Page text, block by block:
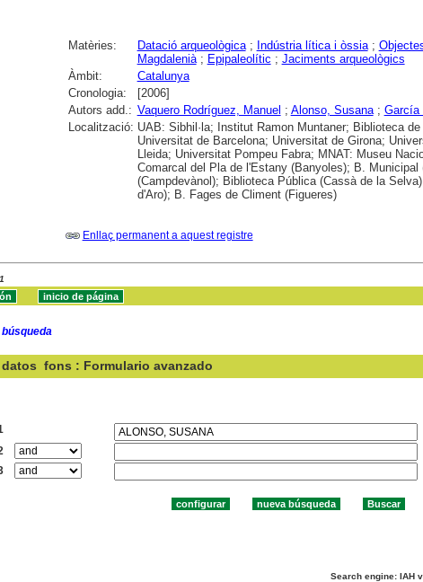
Matèries: Datació arqueològica; Indústria lítica i òssia;
Magdalenià; Epipaleolític ; Jaciments arqueològics
Àmbit:
Catalunya
Cronologia:
[2006]
Autors add.: Vaquero Rodríguez, Manuel ; Alonso, Susana; García
Localització: UAB: Sibhil·la; Institut Ramon Muntaner; Biblioteca
Universitat de Barcelona; Universitat de Girona;
Lleida; Universitat Pompeu Fabra; MNAT: Museu
Comarcal del Pla de l'Estany (Banyoles); B.
(Campdevànol); Biblioteca Pública (Cassà de la
d'Aro); B. Fages de Climent (Figueres)
Enllaç permanent a aquest registre
datos fons : Formulario avanzado
Search engine: IAH